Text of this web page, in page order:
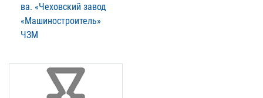
ва. «Чеховский завод
«Машиностроитель»
ЧЗМ